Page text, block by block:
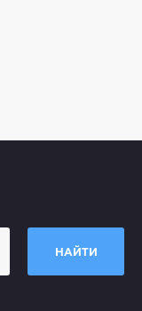
НАЙТИ